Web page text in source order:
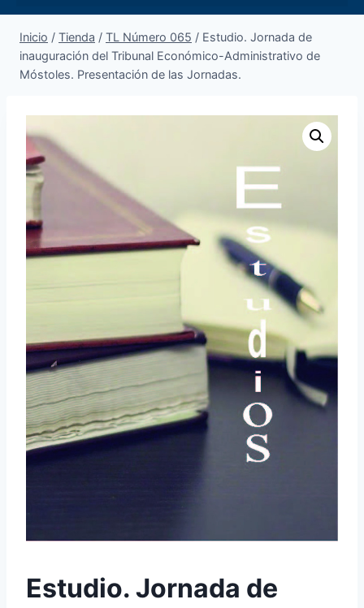
Inicio / Tienda / TL Número 065 / Estudio. Jornada de
inauguración del Tribunal Económico-Administrativo de
Móstoles. Presentación de las Jornadas.
Estudio. Jornada de